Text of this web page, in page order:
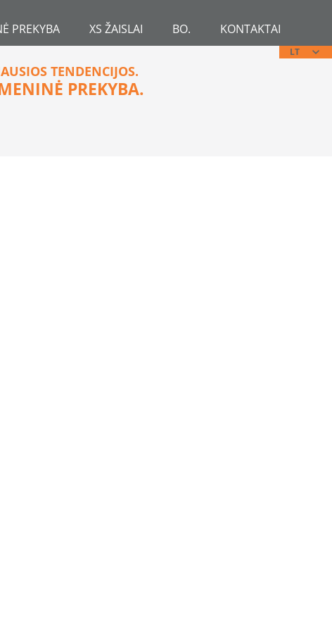
PREKYBA XS ŽAISLAI BO. KONTAKTAI
LT
TENDENCIJOS.
PREKYBA.